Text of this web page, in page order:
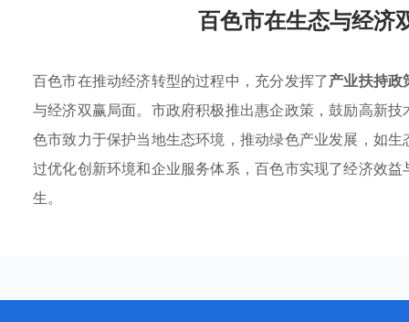
百色市在生态与经济
百色市在推动经济转型的过程中，充分发挥了产业扶持政
与经济双赢局面。市政府积极推出惠企政策，鼓励高新
色市致力于保护当地生态环境，推动绿色产业发展，如
过优化创新环境和企业服务体系，百色市实现了经济效
生。